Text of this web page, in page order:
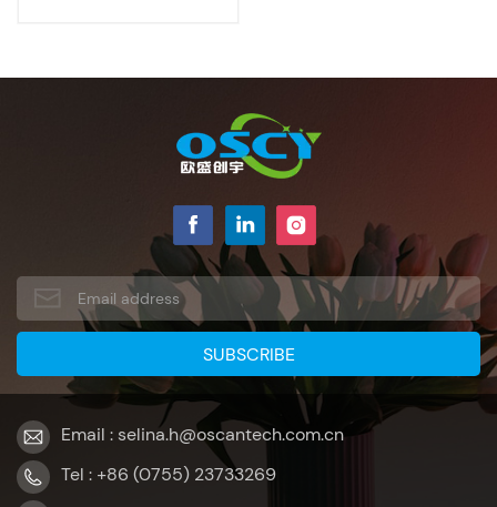
Email : selina.h@oscantech.com.cn
Tel : +86 (0755) 23733269